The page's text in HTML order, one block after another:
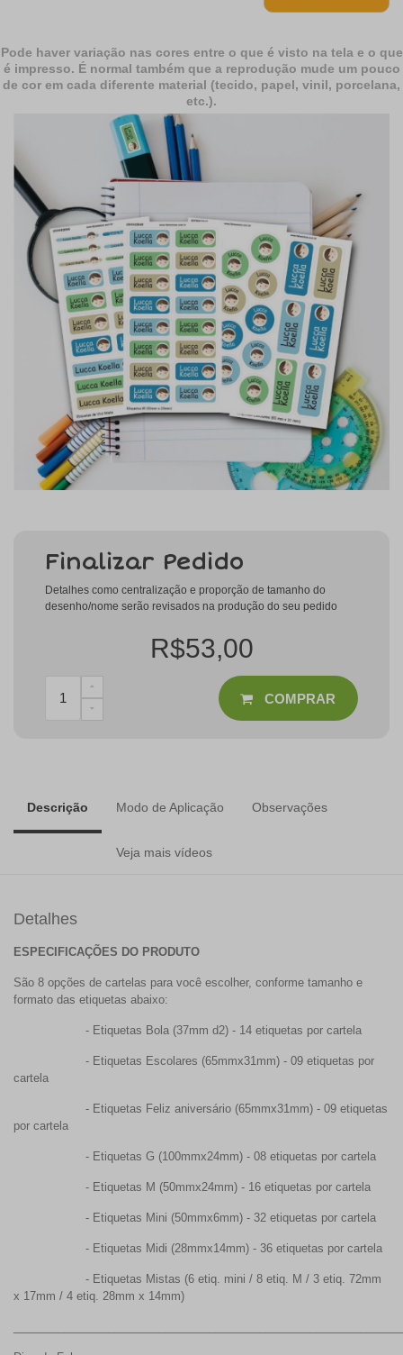
Pode haver variação nas cores entre o que é visto na tela e o que
é impresso. É normal também que a reprodução mude um pouco
de cor em cada diferente material (tecido, papel, vinil, porcelana,
etc.).
Finalizar Pedido
Detalhes como centralização e proporção de tamanho do
desenho/nome serão revisados na produção do seu pedido
R$53,00
COMPRAR
Descrição Modo de Aplicação Observações
Veja mais vídeos
Detalhes
ESPECIFICAÇÕES DO PRODUTO
São 8 opções de cartelas para você escolher, conforme tamanho e
formato das etiquetas abaixo:
- Etiquetas Bola (37mm d2) - 14 etiquetas por cartela
- Etiquetas Escolares (65mmx31mm) - 09 etiquetas por
cartela
- Etiquetas Feliz aniversário (65mmx31mm) - 09 etiquetas
por cartela
- Etiquetas G (100mmx24mm) - 08 etiquetas por cartela
- Etiquetas M (50mmx24mm) - 16 etiquetas por cartela
- Etiquetas Mini (50mmx6mm) - 32 etiquetas por cartela
- Etiquetas Midi (28mmx14mm) - 36 etiquetas por cartela
- Etiquetas Mistas (6 etiq. mini / 8 etiq. M / 3 etiq. 72mm
x 17mm / 4 etiq. 28mm x 14mm)